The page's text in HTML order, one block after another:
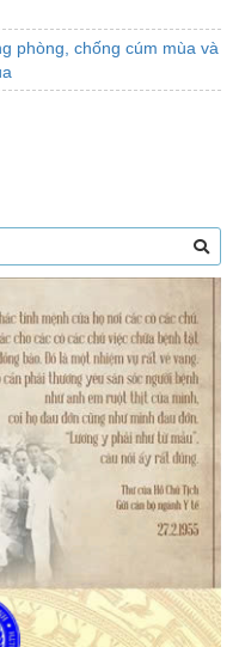
phòng, chống cúm mùa và